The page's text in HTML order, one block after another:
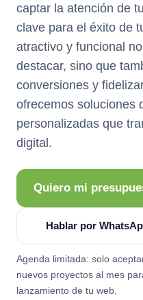
captar la atención de
clave para el éxito de
atractivo y funcional
destacar, sino que
conversiones y
ofrecemos soluciones
personalizadas que
digital.
Quiero mi
Hablar por
Agenda limitada: solo
nuevos proyectos al mes
lanzamiento de tu web.